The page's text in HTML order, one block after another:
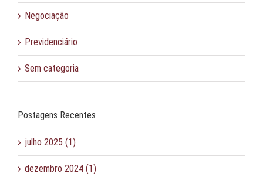
Negociação
Previdenciário
Sem categoria
Postagens Recentes
julho 2025 (1)
dezembro 2024 (1)